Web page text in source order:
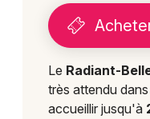
Le Radiant-
très attendu
accueillir jusqu'à